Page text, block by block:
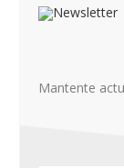
Mantente